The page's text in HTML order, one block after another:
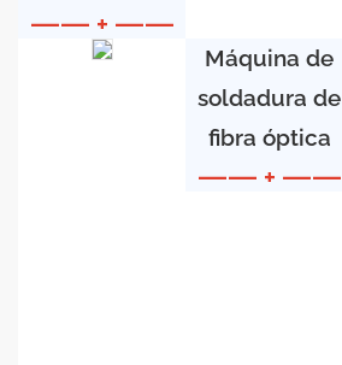
—— + ——
Máquina de
soldadura de
fibra óptica
—— + ——